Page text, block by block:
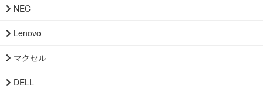
NEC
Lenovo
マクセル
DELL